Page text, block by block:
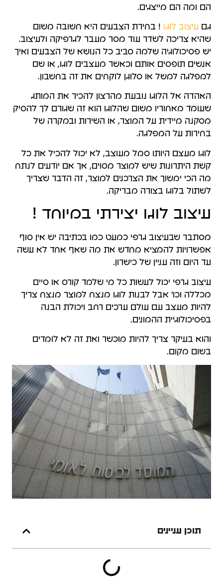
הם ומה הם מייצגים.
גם עיצוב לוגו ! בחירת הצבעים היא חשובה משום
שהיא צריכה לשדר עוד מסר מעבר לגרפיקה ולעיצוב.
יש פסיכולוגיה שלמה סביב כל הנושא של הצבעים ואיך
אנשים תופסים אותם וכאשר מעצבים לוגו, או שם
למפלגה למשל או סלוגן לוקחים את זה בחשבון.
האהדה אל הלוגו נובעת מהרצון להכיר את המותג
שעומד מאחוריו משום שהלוגו הוא זה שגורם לך להסיק
מסקנה מיידית על המוצר, או השירות ובמקרה של
בחירות על המפלגה.
לוגו מעצם היותו סמל מעוצב, לא יכול להכיל את כל
קשת היתרונות שיש למוצר מסוים, אך אם יודעים לנתח
מה הכי ימשוך את הצרכנים למוצר, זה הדבר שצריך
לשתול בלוגו בצורה מבריקה.
עיצוב לוגו יצירתי במיוחד !
מסתבר שבעיצוב גרפי כמעט כמו בכתיבה יש אין סוף
אפשרויות להמציא מחדש את מה שאף אחד לא עשה
עד היום וזה עניין של כישרון.
עיצוב גרפי יכול לעשות כל מי שלמד קורס או סיים
מכללה וכו' אבל לבנות לוגו מנצח למוצר מנצח צריך
להיות מעצב עם עולם ערכים רחב ויכולת הבנה
בפסיכולוגיית ההמונים.
והוא בעיקר צריך להיות מוכשר ואת זה לא לומדים
בשום מקום.
תוכן עניינים